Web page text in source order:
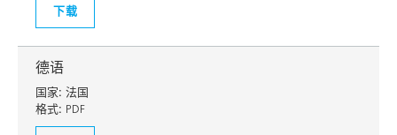
下载
德语
国家: 法国
格式: PDF